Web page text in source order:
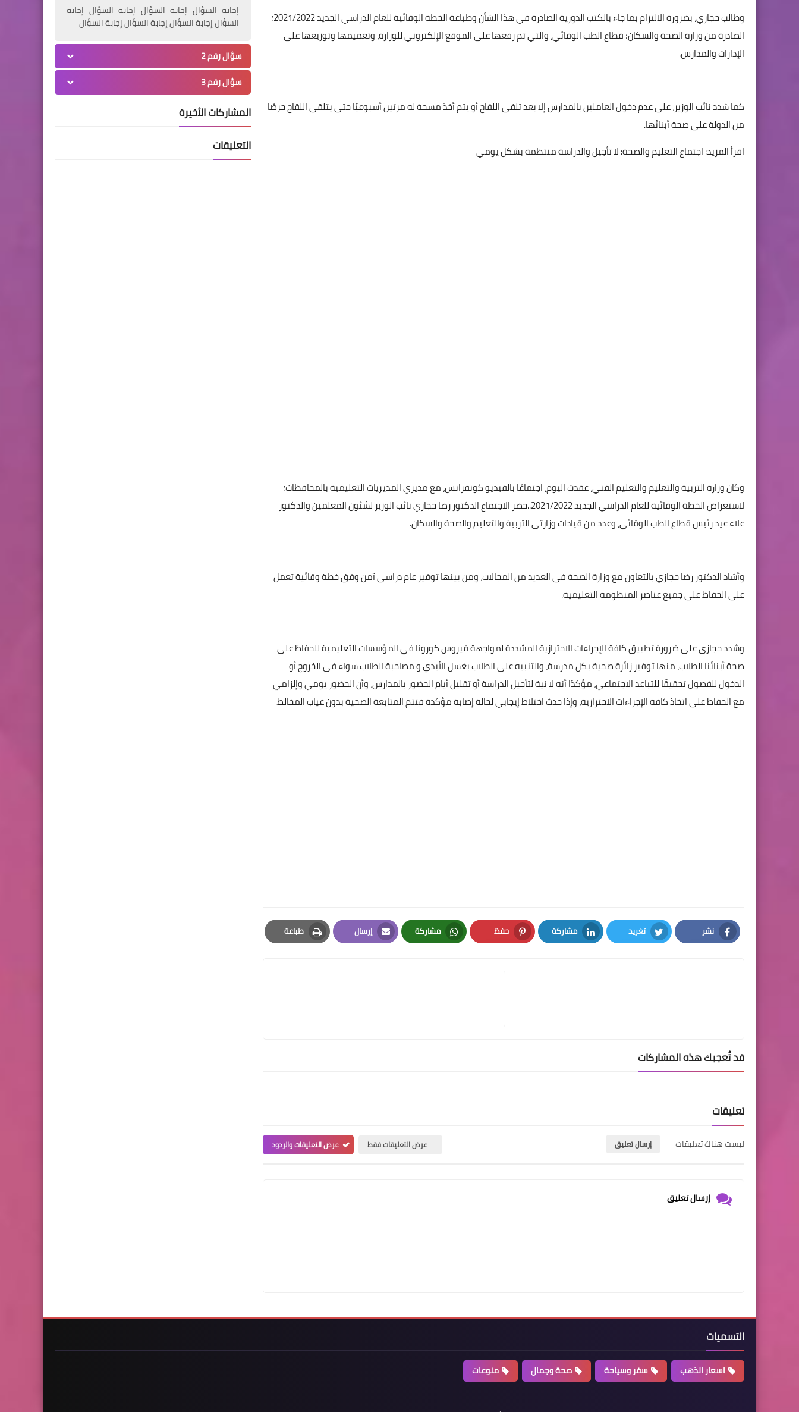
وطالب حجازي، بضرورة الالتزام بما جاء بالكتب الدورية الصادرة في هذا الشأن وطباعة الخطة الوقائية للعام الدراسي الجديد 2021/2022؛
الصادرة من وزارة الصحة والسكان؛ قطاع الطب الوقائي، والتي تم رفعها على الموقع الإلكتروني للوزارة، وتعميمها وتوزيعها على
الإدارات والمدارس.
كما شدد نائب الوزير، على عدم دخول العاملين بالمدارس إلا بعد تلقى اللقاح أو يتم أخذ مسحة له مرتين أسبوعيًا حتى يتلقى اللقاح حرصًا
من الدولة على صحة أبنائها.
اقرأ المزيد: اجتماع التعليم والصحة: لا تأجيل والدراسة منتظمة بشكل يومي
وكان وزارة التربية والتعليم والتعليم الفني، عقدت اليوم، اجتماعًا بالفيديو كونفرانس، مع مديري المديريات التعليمية بالمحافظات؛
لاستعراض الخطة الوقائية للعام الدراسي الجديد 2021/2022..حضر الاجتماع الدكتور رضا حجازي نائب الوزير لشئون المعلمين والدكتور
علاء عيد رئيس قطاع الطب الوقائي، وعدد من قيادات وزارتى التربية والتعليم والصحة والسكان.
وأشاد الدكتور رضا حجازي بالتعاون مع وزارة الصحة فى العديد من المجالات، ومن بينها توفير عام دراسى آمن وفق خطة وقائية تعمل
على الحفاظ على جميع عناصر المنظومة التعليمية.
وشدد حجازى على ضرورة تطبيق كافة الإجراءات الاحترازية المشددة لمواجهة فيروس كورونا في المؤسسات التعليمية للحفاظ على
صحة أبنائنا الطلاب، منها توفير زائرة صحية بكل مدرسة، والتنبيه على الطلاب بغسل الأيدي و مصاحبة الطلاب سواء فى الخروج أو
الدخول للفصول تحقيقًا للتباعد الاجتماعي، مؤكدًا أنه لا نية لتأجيل الدراسة أو تقليل أيام الحضور بالمدارس، وأن الحضور يومي وإلزامي
مع الحفاظ على اتخاذ كافة الإجراءات الاحترازية، وإذا حدث اختلاط إيجابي لحالة إصابة مؤكدة فتتم المتابعة الصحية بدون غياب المخالط.
نشر
Facebook
تغريد
Twitter
مشاركة
LinkedIn
حفظ
Pinterest
مشاركة
Whatsapp
إرسال
Email
طباعة
Print
قد تُعجبك هذه المشاركات
تعليقات
ليست هناك تعليقات إرسال تعليق عرض التعليقات فقط عرض التعليقات والردود
إرسال تعليق
إجابة السؤال إجابة السؤال إجابة السؤال إجابة
السؤال إجابة السؤال إجابة السؤال إجابة السؤال
سؤال رقم 2
سؤال رقم 3
المشاركات الأخيرة
التعليقات
التسميات
اسعار الذهب سفر وسياحة صحة وجمال منوعات